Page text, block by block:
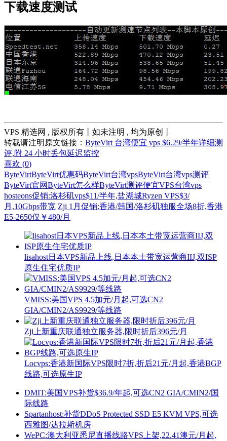
下载速度测试
VPS 精选网 , 版权所有丨如未注明 , 均为原创丨
转载请注明原文链接： ByteVirt 台湾便宜 vps $6.29/半年详细测
评,附 24 小时丢包延迟监控
喜欢 (0)
ByteVirtByteVirt优惠码ByteVirt台湾vpsByteVirt台湾vps测评
ByteVirt官网ByteVirt怎么样ByteVirt测评便宜VPS台湾vps
hosteons促销:洛杉矶vps$11/半年,盐湖城Ryzen VPS$3/
月,10Gbps带宽 Zji 1月促销:香港/韩国/洛杉矶独服全场8折,香港
E5-2650仅￥480/月
lisahost日本VPS新品上线,日本本土带宽运营商IIJ,双ISP
原生住宅优质IP
VMISS:美国VPS 4.5加元/月起,可选CN2
GIA/CMIN2/AS9929/等线路
Zji上新重庆联通独立服务器,限时折后396元/月
Locvps:香港新国际VPS限时7折,折后21元/月起,香港BGP
线路,可选原生IP
DMIT:美国VPS补货$36.9/年起,可选CN2 GIA/CMIN2/国
际线路
Spartanhost:补货DDoS Protected SSD E5 KVM VPS,可选
西雅图/达拉斯机房
WePC:澳大利亚悉尼直播线路VPS上架,22.41澳元/月起,